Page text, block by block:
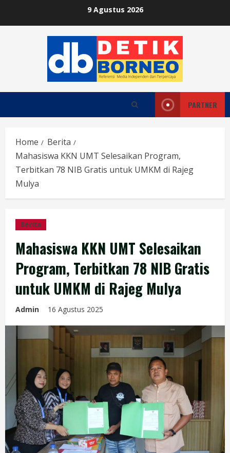
9 Agustus 2026
PARTNER
Home
Berita
Mahasiswa KKN UMT Selesaikan Program,
Terbitkan 78 NIB Gratis untuk UMKM di Rajeg
Mulya
Berita
Mahasiswa KKN UMT Selesaikan
Program, Terbitkan 78 NIB Gratis
untuk UMKM di Rajeg Mulya
Admin 16 Agustus 2025